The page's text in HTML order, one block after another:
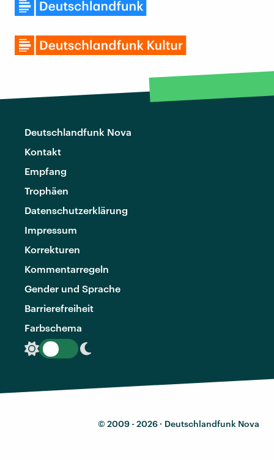
Deutschlandfunk Nova
Kontakt
Empfang
Trophäen
Datenschutzerklärung
Impressum
Korrekturen
Kommentarregeln
Gender und Sprache
Barrierefreiheit
Farbschema
© 2009 - 2026 · Deutschlandfunk Nova